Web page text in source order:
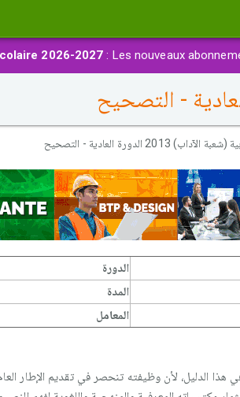
2026-2027 : Les nouveaux
2013 الدورة العادية - التصحيح
الدورة
المدة
المعامل
الدليل، لأن وظيفته تنحصر في تقديم الإطار